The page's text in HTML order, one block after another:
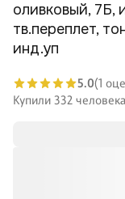
оливковый, 7Б,
тв.переплет,
инд.уп
5.0(1
Купили 332 человека